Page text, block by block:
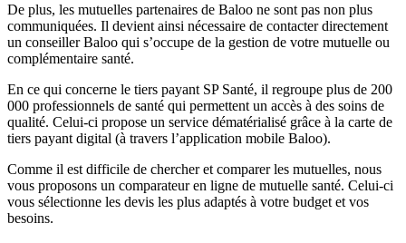
De plus, les mutuelles partenaires de Baloo ne sont pas non plus
communiquées. Il devient ainsi nécessaire de contacter directement
un conseiller Baloo qui s’occupe de la gestion de votre mutuelle ou
complémentaire santé.
En ce qui concerne le tiers payant SP Santé, il regroupe plus de 200
000 professionnels de santé qui permettent un accès à des soins de
qualité. Celui-ci propose un service dématérialisé grâce à la carte de
tiers payant digital (à travers l’application mobile Baloo).
Comme il est difficile de chercher et comparer les mutuelles, nous
vous proposons un comparateur en ligne de mutuelle santé. Celui-ci
vous sélectionne les devis les plus adaptés à votre budget et vos
besoins.